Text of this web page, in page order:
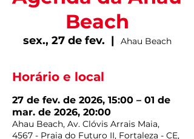
Beach
sex., 27 de fev.
  |
Ahau Beach
Horário e local
27 de fev. de 2026, 15:00 – 01 de
mar. de 2026, 20:00
Ahau Beach, Av. Clóvis Arrais Maia,
4567 - Praia do Futuro II, Fortaleza - CE,